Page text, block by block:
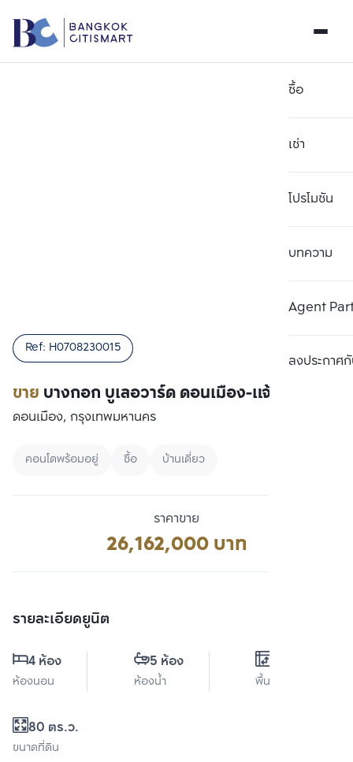
ซื้อ
เช่า
โปรโมชัน
บทความ
Agent
ลงประกาศกั
ขาย บางกอก บูเลอวาร์ด ดอนเมือง-แจ้งวัฒนะ
Ref: H0708230015
ดอนเมือง, กรุงเทพมหานคร
คอนโดพร้อมอยู่ ซื้อ บ้านเดี่ยว
ราคาขาย
26,162,000 บาท
รายละเอียดยูนิต
4 ห้อง
ห้องนอน
5 ห้อง
ห้องน้ำ พื้นที่ใช้สอย
80 ตร.ว.
ขนาดที่ดิน
เปรียบเทียบ